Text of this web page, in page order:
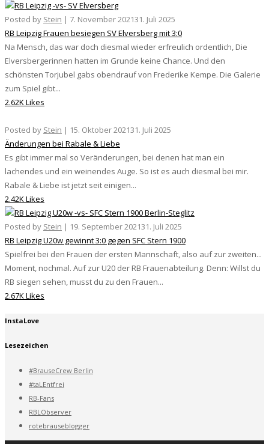
Posted by Stein | 7. November 202131. Juli 2025
RB Leipzig Frauen besiegen SV Elversberg mit 3:0
Na Mensch, das war doch diesmal wieder erfreulich ordentlich, Die
Elversbergerinnen hatten im Grunde keine Chance. Und den
schönsten Torjubel gabs obendrauf von Frederike Kempe. Die Galerie
zum Spiel gibt...
2.62K Likes
Posted by Stein | 15. Oktober 202131. Juli 2025
Änderungen bei Rabale & Liebe
Es gibt immer mal so Veränderungen, bei denen hat man ein
lachendes und ein weinendes Auge. So ist es auch diesmal bei mir.
Rabale & Liebe ist jetzt seit einigen...
2.42K Likes
Posted by Stein | 19. September 202131. Juli 2025
RB Leipzig U20w gewinnt 3:0 gegen SFC Stern 1900
Spielfrei bei den Frauen der ersten Mannschaft, also auf zur zweiten...
Moment, nochmal. Auf zur U20 der RB Frauenabteilung. Denn: Willst du
RB siegen sehen, musst du zu den Frauen...
2.67K Likes
InstaLove
Lesezeichen
#BrauseCrew Berlin
#taLEntfrei
RB-Fans
RBLObserver
rotebrauseblogger